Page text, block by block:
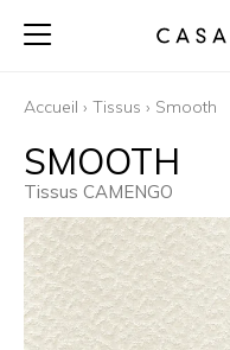
Accueil › Tissus › Smooth
SMOOTH
Tissus CAMENGO